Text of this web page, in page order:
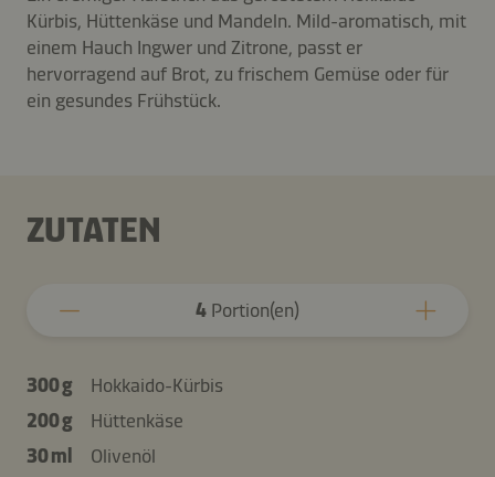
Kürbis, Hüttenkäse und Mandeln. Mild-aromatisch, mit
einem Hauch Ingwer und Zitrone, passt er
hervorragend auf Brot, zu frischem Gemüse oder für
ein gesundes Frühstück.
ZUTATEN
4 Portion(en)
300 g
Hokkaido-Kürbis
200 g
Hüttenkäse
30 ml
Olivenöl